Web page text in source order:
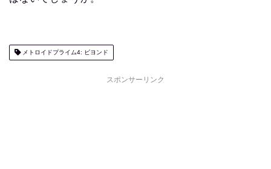
メトロイドプライム4: ビヨンド
スポンサーリンク